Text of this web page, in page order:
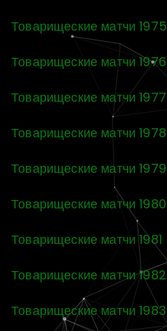
Товарищеские матчи 1975
Товарищеские матчи 1976
Товарищеские матчи 1977
Товарищеские матчи 1978
Товарищеские матчи 1979
Товарищеские матчи 1980
Товарищеские матчи 1981
Товарищеские матчи 1982
Товарищеские матчи 1983